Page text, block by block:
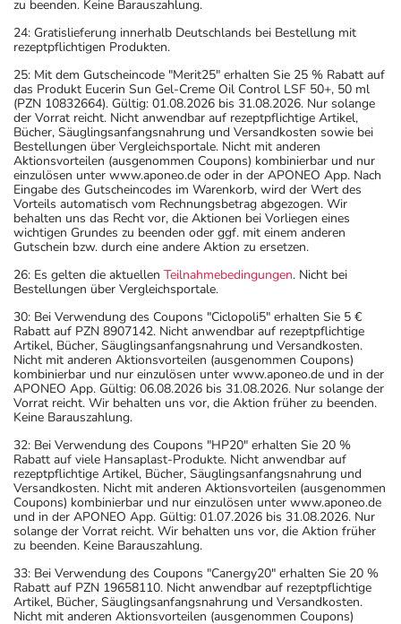
zu beenden. Keine Barauszahlung.
24: Gratislieferung innerhalb Deutschlands bei Bestellung mit
rezeptpflichtigen Produkten.
25: Mit dem Gutscheincode "Merit25" erhalten Sie 25 % Rabatt auf
das Produkt Eucerin Sun Gel-Creme Oil Control LSF 50+, 50 ml
(PZN 10832664). Gültig: 01.08.2026 bis 31.08.2026. Nur solange
der Vorrat reicht. Nicht anwendbar auf rezeptpflichtige Artikel,
Bücher, Säuglingsanfangsnahrung und Versandkosten sowie bei
Bestellungen über Vergleichsportale. Nicht mit anderen
Aktionsvorteilen (ausgenommen Coupons) kombinierbar und nur
einzulösen unter www.aponeo.de oder in der APONEO App. Nach
Eingabe des Gutscheincodes im Warenkorb, wird der Wert des
Vorteils automatisch vom Rechnungsbetrag abgezogen. Wir
behalten uns das Recht vor, die Aktionen bei Vorliegen eines
wichtigen Grundes zu beenden oder ggf. mit einem anderen
Gutschein bzw. durch eine andere Aktion zu ersetzen.
26: Es gelten die aktuellen Teilnahmebedingungen. Nicht bei
Bestellungen über Vergleichsportale.
30: Bei Verwendung des Coupons "Ciclopoli5" erhalten Sie 5 €
Rabatt auf PZN 8907142. Nicht anwendbar auf rezeptpflichtige
Artikel, Bücher, Säuglingsanfangsnahrung und Versandkosten.
Nicht mit anderen Aktionsvorteilen (ausgenommen Coupons)
kombinierbar und nur einzulösen unter www.aponeo.de und in der
APONEO App. Gültig: 06.08.2026 bis 31.08.2026. Nur solange der
Vorrat reicht. Wir behalten uns vor, die Aktion früher zu beenden.
Keine Barauszahlung.
32: Bei Verwendung des Coupons "HP20" erhalten Sie 20 %
Rabatt auf viele Hansaplast-Produkte. Nicht anwendbar auf
rezeptpflichtige Artikel, Bücher, Säuglingsanfangsnahrung und
Versandkosten. Nicht mit anderen Aktionsvorteilen (ausgenommen
Coupons) kombinierbar und nur einzulösen unter www.aponeo.de
und in der APONEO App. Gültig: 01.07.2026 bis 31.08.2026. Nur
solange der Vorrat reicht. Wir behalten uns vor, die Aktion früher
zu beenden. Keine Barauszahlung.
33: Bei Verwendung des Coupons "Canergy20" erhalten Sie 20 %
Rabatt auf PZN 19658110. Nicht anwendbar auf rezeptpflichtige
Artikel, Bücher, Säuglingsanfangsnahrung und Versandkosten.
Nicht mit anderen Aktionsvorteilen (ausgenommen Coupons)